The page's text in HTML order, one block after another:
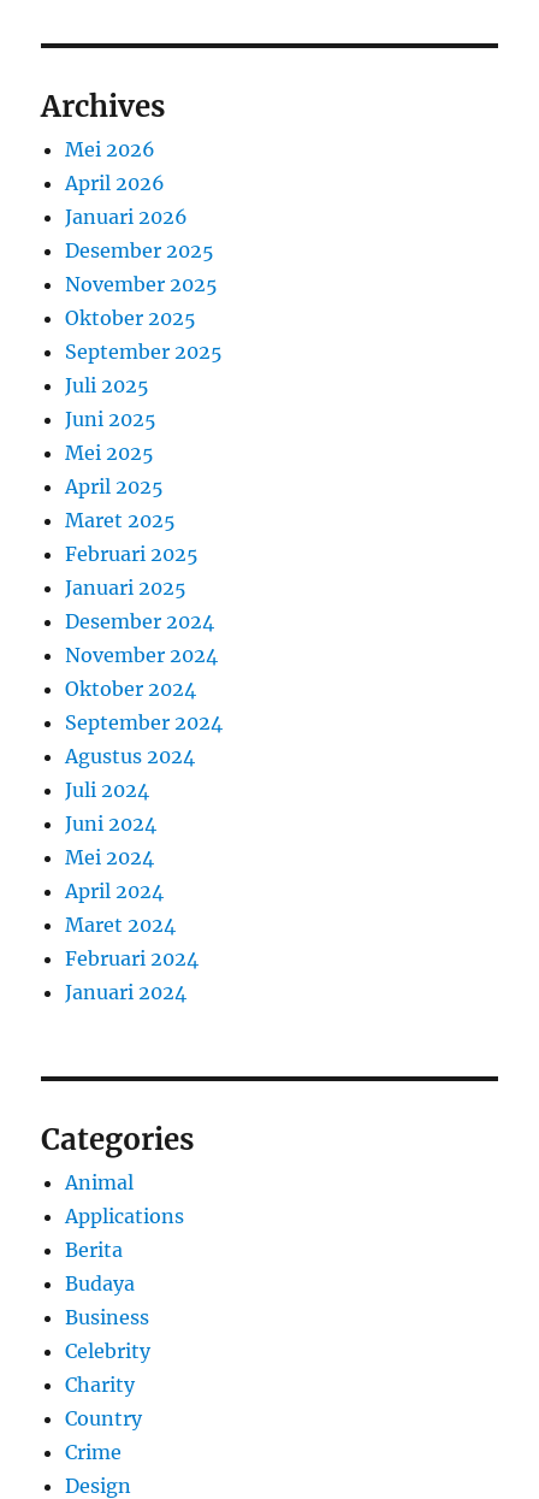
Archives
Mei 2026
April 2026
Januari 2026
Desember 2025
November 2025
Oktober 2025
September 2025
Juli 2025
Juni 2025
Mei 2025
April 2025
Maret 2025
Februari 2025
Januari 2025
Desember 2024
November 2024
Oktober 2024
September 2024
Agustus 2024
Juli 2024
Juni 2024
Mei 2024
April 2024
Maret 2024
Februari 2024
Januari 2024
Categories
Animal
Applications
Berita
Budaya
Business
Celebrity
Charity
Country
Crime
Design